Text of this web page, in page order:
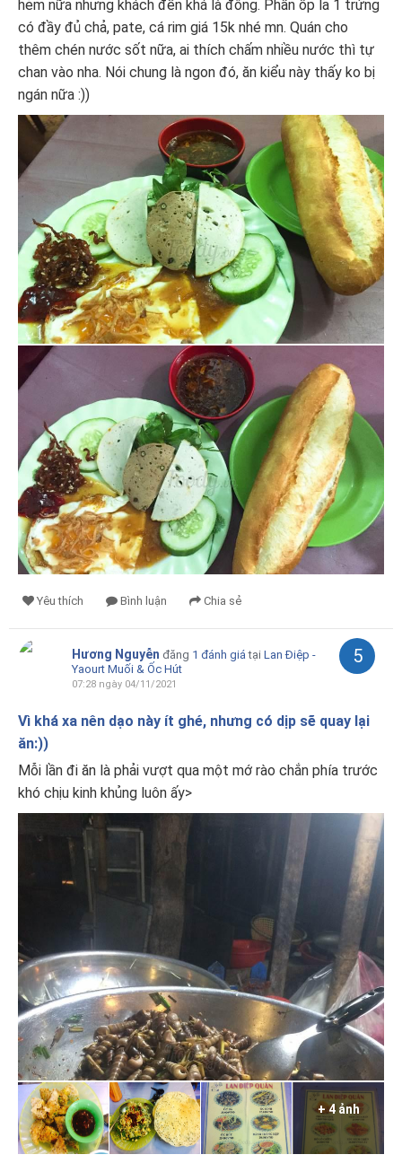
hẻm nữa nhưng khách đến khá là đông. Phần ốp la 1 trứng
có đầy đủ chả, pate, cá rim giá 15k nhé mn. Quán cho
thêm chén nước sốt nữa, ai thích chấm nhiều nước thì tự
chan vào nha. Nói chung là ngon đó, ăn kiểu này thấy ko bị
ngán nữa :))
Yêu thích Bình luận Chia sẻ
Hương Nguyễn đăng 1 đánh giá tại Lan Điệp -
Yaourt Muối & Ốc Hút
07:28 ngày 04/11/2021
5
Vì khá xa nên dạo này ít ghé, nhưng có dịp sẽ quay lại
ăn:))
Mỗi lần đi ăn là phải vượt qua một mớ rào chắn phía trước
khó chịu kinh khủng luôn ấy>
+ 4 ảnh